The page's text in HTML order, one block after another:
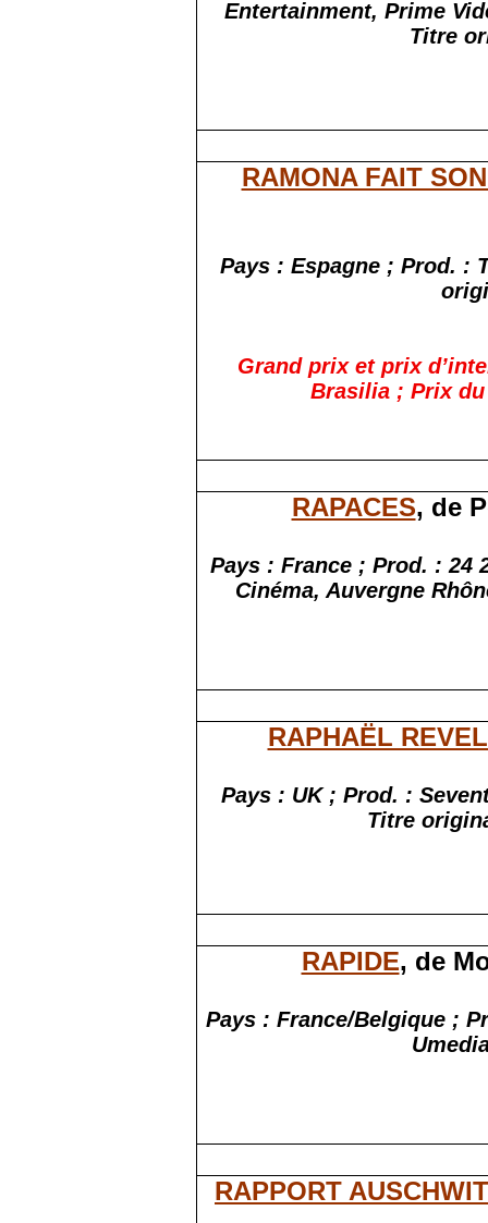
Entertainment, Prime
Titre
RAMONA FAIT
Pays : Espagne ; Prod. :
Grand prix et prix
Brasilia ; Prix
RAPACES, de
Pays : France ; Prod. : 24
Cinéma, Auvergne
RAPHAËL
Pays : UK ; Prod. :
Titre
RAPIDE, de
Pays : France/Belgique ;
RAPPORT